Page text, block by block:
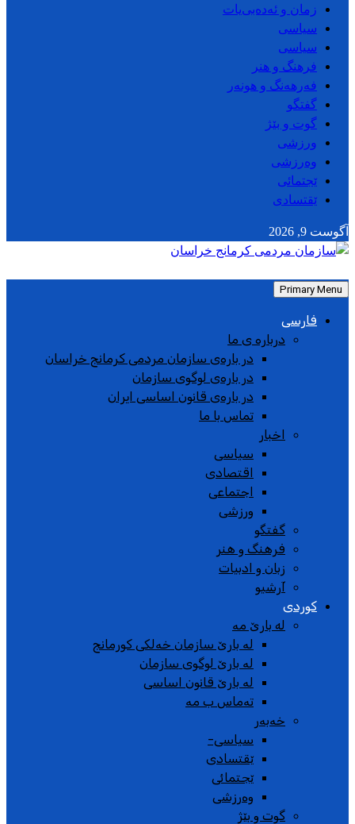
زمان و ئەدەبی‌یات
سیاسی
سیاسی
فرهنگ و هنر
فەرهەنگ و هونەر
گفتگو
گوت و بێژ
ورزشی
وەرزشی
ێجتمائی
ێقتسادی
آگوست 9, 2026
Primary Menu
فارسی
درباره ی ما
در باره‌ی سازمان مردمی کرمانج خراسان
در باره‌ی لوگوی سازمان
در باره‌ی قانون اساسی ایران
تماس با ما
اخبار
سیاسی
اقتصادی
اجتماعی
ورزشی
گفتگو
فرهنگ و هنر
زبان و ادبیات
آرشیو
کوردی
له بارێ مە
لە بارێ سازمان خەلکی کورمانج
لە بارێ لوگوی سازمان
لە بارێ قانون اساسی
تەماس ب مە
خەبەر
سیاسی-
ێقتسادی
ێجتمائی
وەرزشی
گوت و بێژ